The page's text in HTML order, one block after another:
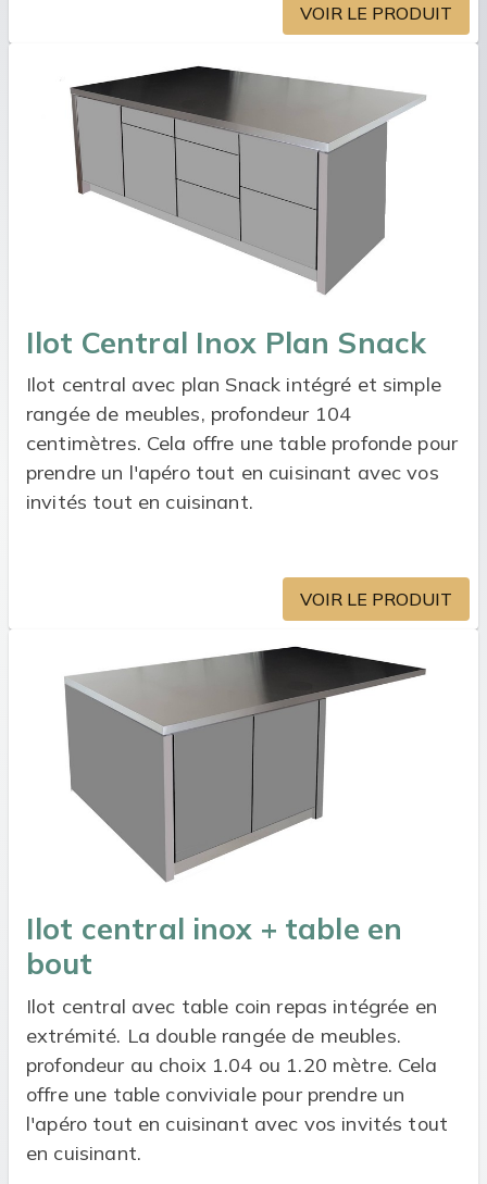
VOIR LE PRODUIT
Ilot Central Inox Plan Snack
Ilot central avec plan Snack intégré et simple
rangée de meubles, profondeur 104
centimètres. Cela offre une table profonde pour
prendre un l'apéro tout en cuisinant avec vos
invités tout en cuisinant.
VOIR LE PRODUIT
Ilot central inox + table en
bout
Ilot central avec table coin repas intégrée en
extrémité. La double rangée de meubles.
profondeur au choix 1.04 ou 1.20 mètre. Cela
offre une table conviviale pour prendre un
l'apéro tout en cuisinant avec vos invités tout
en cuisinant.